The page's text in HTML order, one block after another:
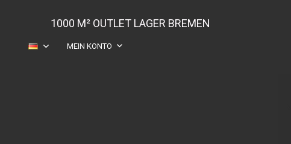
1000 M² OUTLET LAGER BREMEN
MEIN KONTO